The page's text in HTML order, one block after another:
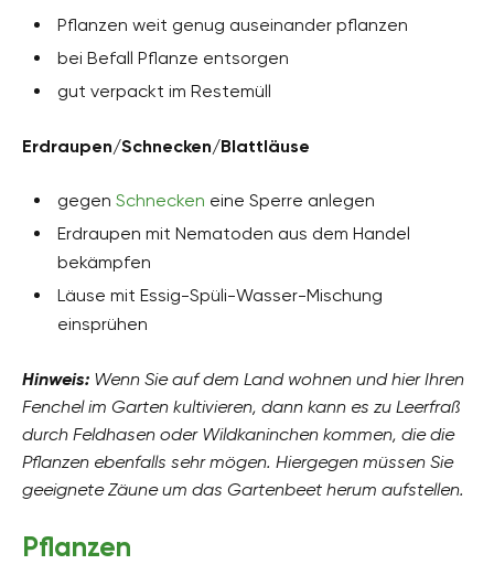
Pflanzen weit genug auseinander pflanzen
bei Befall Pflanze entsorgen
gut verpackt im Restemüll
Erdraupen/Schnecken/Blattläuse
gegen Schnecken eine Sperre anlegen
Erdraupen mit Nematoden aus dem Handel
bekämpfen
Läuse mit Essig-Spüli-Wasser-Mischung
einsprühen
Hinweis: Wenn Sie auf dem Land wohnen und hier Ihren
Fenchel im Garten kultivieren, dann kann es zu Leerfraß
durch Feldhasen oder Wildkaninchen kommen, die die
Pflanzen ebenfalls sehr mögen. Hiergegen müssen Sie
geeignete Zäune um das Gartenbeet herum aufstellen.
Pflanzen